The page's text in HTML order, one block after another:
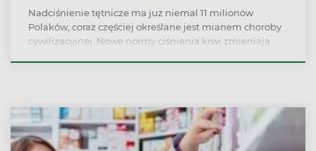
Nadciśnienie tętnicze ma już niemal 11 milionów
Polaków, coraz częściej określane jest mianem choroby
cywilizacyjnej. Nowe normy ciśnienia krwi zmieniają